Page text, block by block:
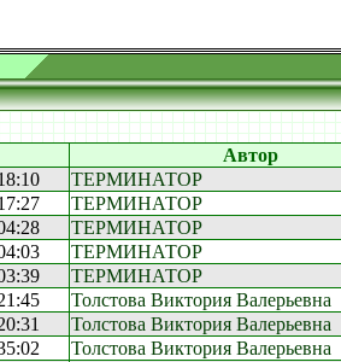
Автор
ТЕРМИНАТОР
ТЕРМИНАТОР
ТЕРМИНАТОР
ТЕРМИНАТОР
ТЕРМИНАТОР
Толстова Виктория Валерьевна
Толстова Виктория Валерьевна
Толстова Виктория Валерьевна